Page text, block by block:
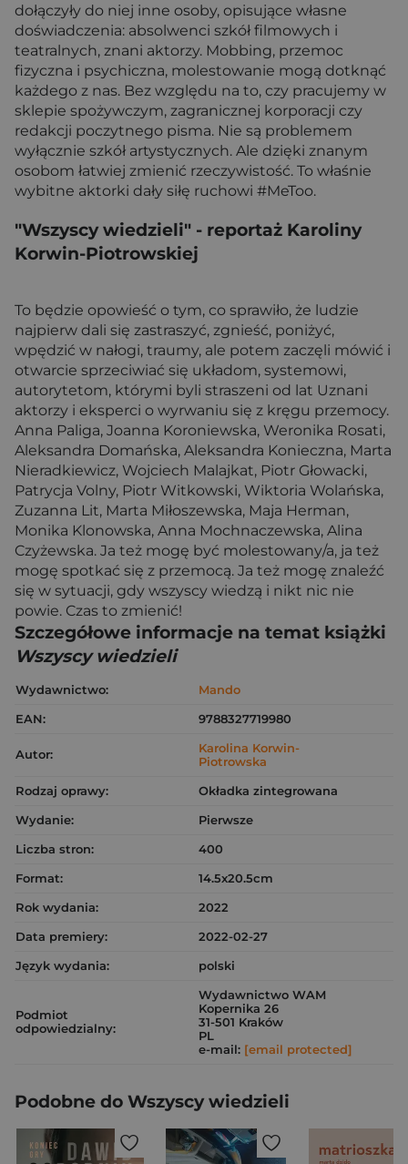
dołączyły do niej inne osoby, opisujące własne
doświadczenia: absolwenci szkół filmowych i
teatralnych, znani aktorzy. Mobbing, przemoc
fizyczna i psychiczna, molestowanie mogą dotknąć
każdego z nas. Bez względu na to, czy pracujemy w
sklepie spożywczym, zagranicznej korporacji czy
redakcji poczytnego pisma. Nie są problemem
wyłącznie szkół artystycznych. Ale dzięki znanym
osobom łatwiej zmienić rzeczywistość. To właśnie
wybitne aktorki dały siłę ruchowi #MeToo.
"Wszyscy wiedzieli" - reportaż Karoliny
Korwin-Piotrowskiej
To będzie opowieść o tym, co sprawiło, że ludzie
najpierw dali się zastraszyć, zgnieść, poniżyć,
wpędzić w nałogi, traumy, ale potem zaczęli mówić i
otwarcie sprzeciwiać się układom, systemowi,
autorytetom, którymi byli straszeni od lat Uznani
aktorzy i eksperci o wyrwaniu się z kręgu przemocy.
Anna Paliga, Joanna Koroniewska, Weronika Rosati,
Aleksandra Domańska, Aleksandra Konieczna, Marta
Nieradkiewicz, Wojciech Malajkat, Piotr Głowacki,
Patrycja Volny, Piotr Witkowski, Wiktoria Wolańska,
Zuzanna Lit, Marta Miłoszewska, Maja Herman,
Monika Klonowska, Anna Mochnaczewska, Alina
Czyżewska. Ja też mogę być molestowany/a, ja też
mogę spotkać się z przemocą. Ja też mogę znaleźć
się w sytuacji, gdy wszyscy wiedzą i nikt nic nie
powie. Czas to zmienić!
Szczegółowe informacje na temat książki
Wszyscy wiedzieli
Wydawnictwo:
Mando
EAN:
9788327719980
Autor:
Karolina Korwin-
Piotrowska
Rodzaj oprawy:
Okładka zintegrowana
Wydanie:
Pierwsze
Liczba stron:
400
Format:
14.5x20.5cm
Rok wydania:
2022
Data premiery:
2022-02-27
Język wydania:
polski
Podmiot
odpowiedzialny:
Wydawnictwo WAM
Kopernika 26
31-501 Kraków
PL
e-mail: [email protected]
Podobne do Wszyscy wiedzieli